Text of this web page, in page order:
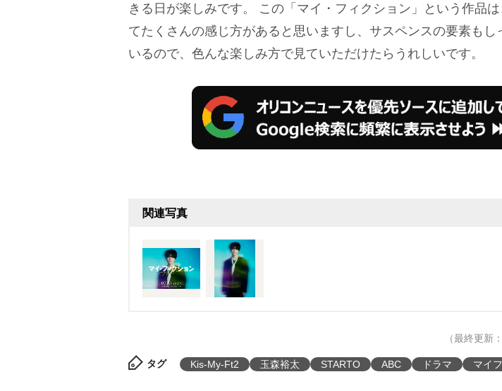
きる日が楽しみです。 この「マイ・フィクション」という作品
てたくさんの感じ方があると思いますし、サスペンスの要素もし
いるので、色んな楽しみ方で見ていただけたらうれしいです。
関連写真
（最終更新
タグ Kis-My-Ft2 玉森裕太 STARTO ABC ドラマ マイ